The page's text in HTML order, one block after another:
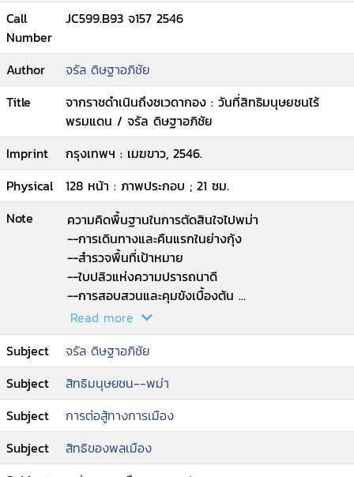
Call
Number
JC599.B93 จ157 2546
Author
จรัล ดิษฐาอภิชัย
Title
จากราชดำเนินถึงชเวดากอง : วันที่สิทธิมนุษยชนไร้
พรมแดน / จรัล ดิษฐาอภิชัย
Imprint
กรุงเทพฯ : เมฆขาว, 2546.
Physical
128 หน้า : ภาพประกอบ ; 21 ซม.
Note
ความคิดพื้นฐานในการตัดสินใจไปพม่า
--การเดินทางและคืนแรกในย่างกุ้ง
--สำรวจพื้นที่เป้าหมาย
--ใบปลิวแห่งความปรารถนาดี
--การสอบสวนและคุมขังเบื้องต้น
--การสอบสวนยังดำเนินต่อไป
--ขังรวมที่เกสต์เฮ้าส์
--ขึ้นศาลพม่า
--เนรเทศ
--สรุปไว้เป็นบทเรียน.
Read more
Subject
จรัล ดิษฐาอภิชัย
Subject
สิทธิมนุษยชน--พม่า
Subject
การต่อสู้ทางการเมือง
Subject
สิทธิของพลเมือง